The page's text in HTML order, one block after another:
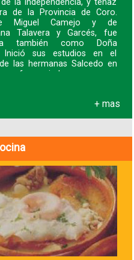
la independencia, y tenaz
de la Provincia de Coro.
Miguel Camejo y de
Talavera y Garcés, fue
también como Doña
Inició sus estudios en el
las hermanas Salcedo en
fue enviad
+ mas